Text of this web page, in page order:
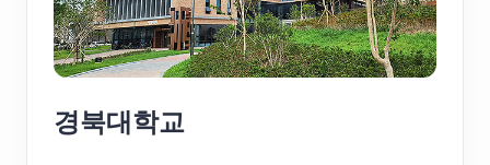
경북대학교